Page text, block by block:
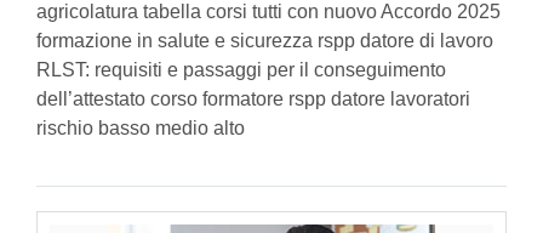
agricolatura tabella corsi tutti con nuovo Accordo 2025
formazione in salute e sicurezza rspp datore di lavoro
RLST: requisiti e passaggi per il conseguimento
dell’attestato corso formatore rspp datore lavoratori
rischio basso medio alto